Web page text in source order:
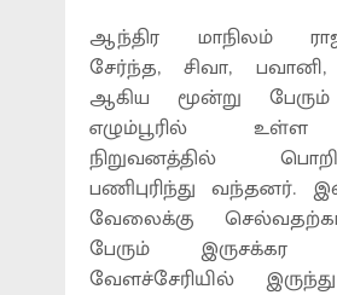
ஆந்திர மாநிலம்
சேர்ந்த, சிவா, பவானி,
ஆகிய மூன்று
எழும்பூரில் உள்ள
நிறுவனத்தில்
பணிபுரிந்து வந்தனர்.
வேலைக்கு
பேரும் இருசக்கர
வேளச்சேரியில்